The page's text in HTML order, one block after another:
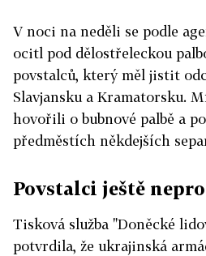
V noci na neděli se podle
ocitl pod dělostřeleckou
povstalců, který měl jistit
Slavjansku a Kramatorsku.
hovořili o bubnové palbě a
předměstích někdejších
Povstalci ještě
Tisková služba "Doněcké
potvrdila, že ukrajinská